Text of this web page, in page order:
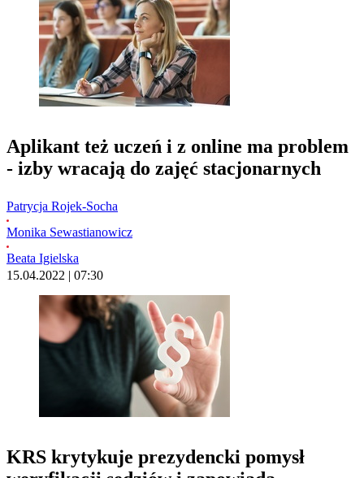
Aplikant też uczeń i z online ma problem
- izby wracają do zajęć stacjonarnych
Patrycja Rojek-Socha
Monika Sewastianowicz
Beata Igielska
15.04.2022 | 07:30
KRS krytykuje prezydencki pomysł